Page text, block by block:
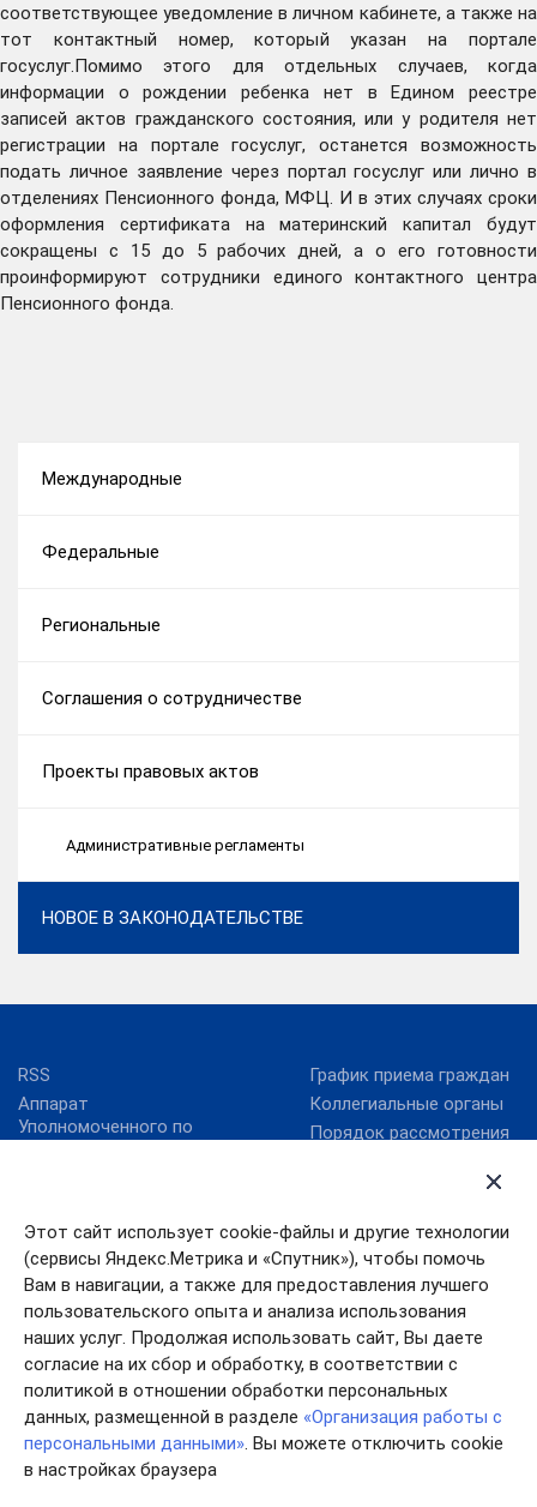
Этот сайт использует cookie-файлы и другие технологии
(сервисы Яндекс.Метрика и «Спутник»), чтобы помочь
Вам в навигации, а также для предоставления лучшего
пользовательского опыта и анализа использования
наших услуг. Продолжая использовать сайт, Вы даете
согласие на их сбор и обработку, в соответствии с
политикой в отношении обработки персональных
данных, размещенной в разделе «Организация работы с
персональными данными». Вы можете отключить cookie
в настройках браузера
соответствующее уведомление в личном кабинете, а также на
тот контактный номер, который указан на портале
госуслуг.Помимо этого для отдельных случаев, когда
информации о рождении ребенка нет в Едином реестре
записей актов гражданского состояния, или у родителя нет
регистрации на портале госуслуг, останется возможность
подать личное заявление через портал госуслуг или лично в
отделениях Пенсионного фонда, МФЦ. И в этих случаях сроки
оформления сертификата на материнский капитал будут
сокращены с 15 до 5 рабочих дней, а о его готовности
проинформируют сотрудники единого контактного центра
Пенсионного фонда.
Международные
Федеральные
Региональные
Соглашения о сотрудничестве
Проекты правовых актов
Административные регламенты
НОВОЕ В ЗАКОНОДАТЕЛЬСТВЕ
RSS
Аппарат
Уполномоченного по
Ежегодные доклады
Закон об
Уполномоченном
Интернет-приемная
Контакты
Об Уполномоченном
График приема граждан
Коллегиальные органы
Порядок рассмотрения
Адвокатская палата
Ивановской области
Анонсы мероприятий
Ивановский областной
суд